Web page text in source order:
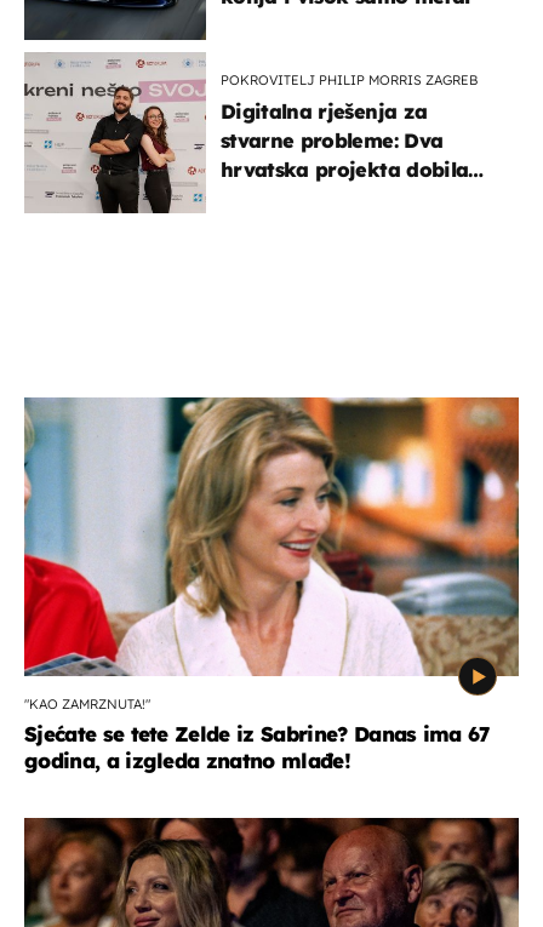
POKROVITELJ PHILIP MORRIS ZAGREB
Digitalna rješenja za
stvarne probleme: Dva
hrvatska projekta dobila
"KAO ZAMRZNUTA!"
Sjećate se tete Zelde iz Sabrine? Danas ima 67
godina, a izgleda znatno mlađe!